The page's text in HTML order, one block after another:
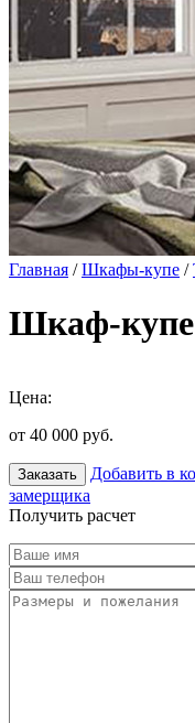
Главная /Шкафы-купе /
Шкаф-
Цена:
от 40 000 руб.
Заказать Добавить в
замерщика
Получить расчет